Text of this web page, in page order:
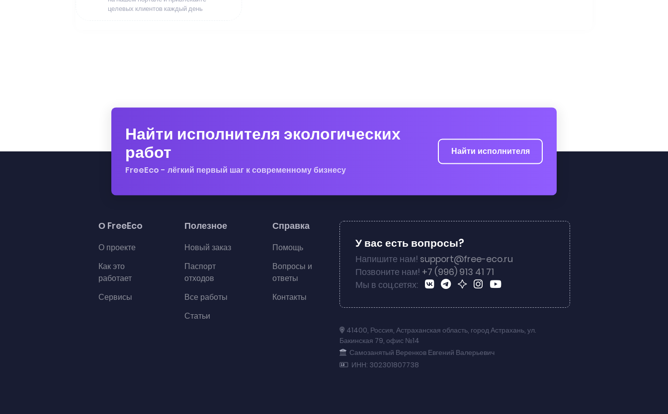
целевых клиентов каждый день
Найти исполнителя экологических
работ
FreeEco - лёгкий первый шаг к современному бизнесу
Найти исполнителя
О FreeEco
О проекте
Как это
работает
Сервисы
Полезное
Новый заказ
Паспорт
отходов
Все работы
Статьи
Справка
Помощь
Вопросы и
ответы
Контакты
У вас есть вопросы?
Напишите нам! support@free-eco.ru
Позвоните нам! +7 (996) 913 41 71
Мы в соц.сетях:
41400, Россия, Астраханская область, город Астрахань, ул.
Бакинская 79, офис №14
Самозанятый Веренков Евгений Валерьевич
ИНН: 302301807738